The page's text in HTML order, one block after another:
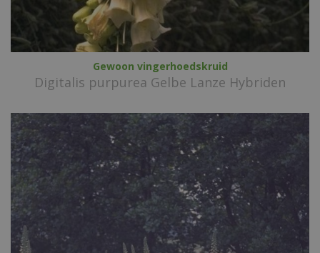
Gewoon vingerhoedskruid
Digitalis purpurea Gelbe Lanze Hybriden